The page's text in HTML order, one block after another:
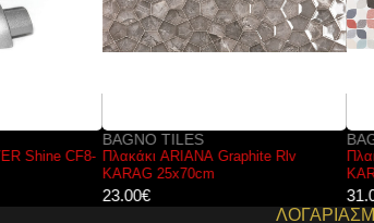
Rlv
BAGNO TILES
Πλακάκι AQUARELLA Décor 2
KARAG 30x90cm
31.00